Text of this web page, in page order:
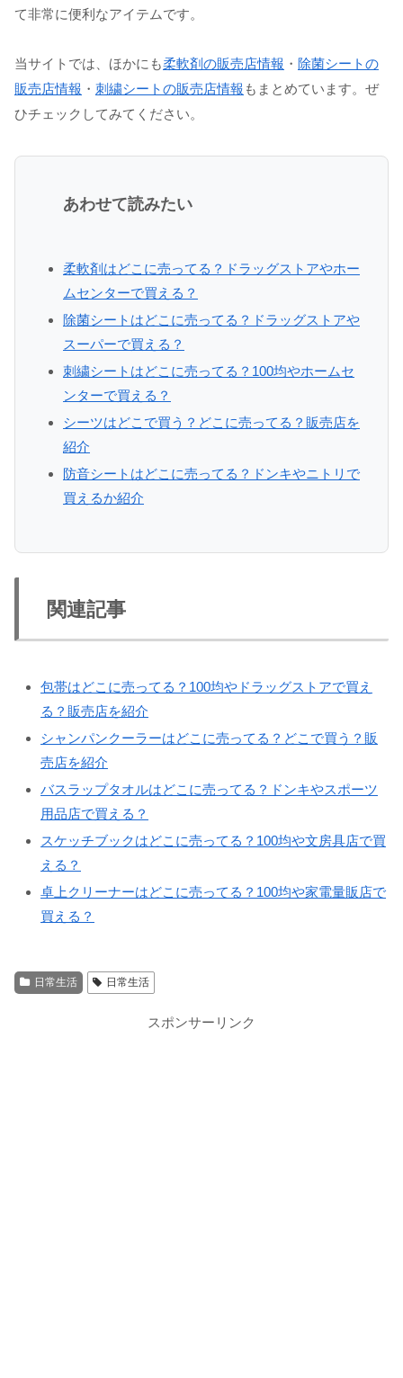
て非常に便利なアイテムです。
当サイトでは、ほかにも柔軟剤の販売店情報 ・ 除菌シートの
販売店情報 ・ 刺繍シートの販売店情報 もまとめています。ぜ
ひチェックしてみてください。
あわせて読みたい
柔軟剤はどこに売ってる？ドラッグストアやホー
ムセンターで買える？
除菌シートはどこに売ってる？ドラッグストアや
スーパーで買える？
刺繍シートはどこに売ってる？100均やホームセ
ンターで買える？
シーツはどこで買う？どこに売ってる？販売店を
紹介
防音シートはどこに売ってる？ドンキやニトリで
買えるか紹介
関連記事
包帯はどこに売ってる？100均やドラッグストアで買え
る？販売店を紹介
シャンパンクーラーはどこに売ってる？どこで買う？販
売店を紹介
バスラップタオルはどこに売ってる？ドンキやスポーツ
用品店で買える？
スケッチブックはどこに売ってる？100均や文房具店で買
える？
卓上クリーナーはどこに売ってる？100均や家電量販店で
買える？
日常生活 日常生活
スポンサーリンク